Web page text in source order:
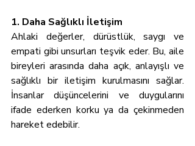
1. Daha Sağlıklı İletişim
Ahlaki değerler, dürüstlük, saygı ve
empati gibi unsurları teşvik eder. Bu, aile
bireyleri arasında daha açık, anlayışlı ve
sağlıklı bir iletişim kurulmasını sağlar.
İnsanlar düşüncelerini ve duygularını
ifade ederken korku ya da çekinmeden
hareket edebilir.